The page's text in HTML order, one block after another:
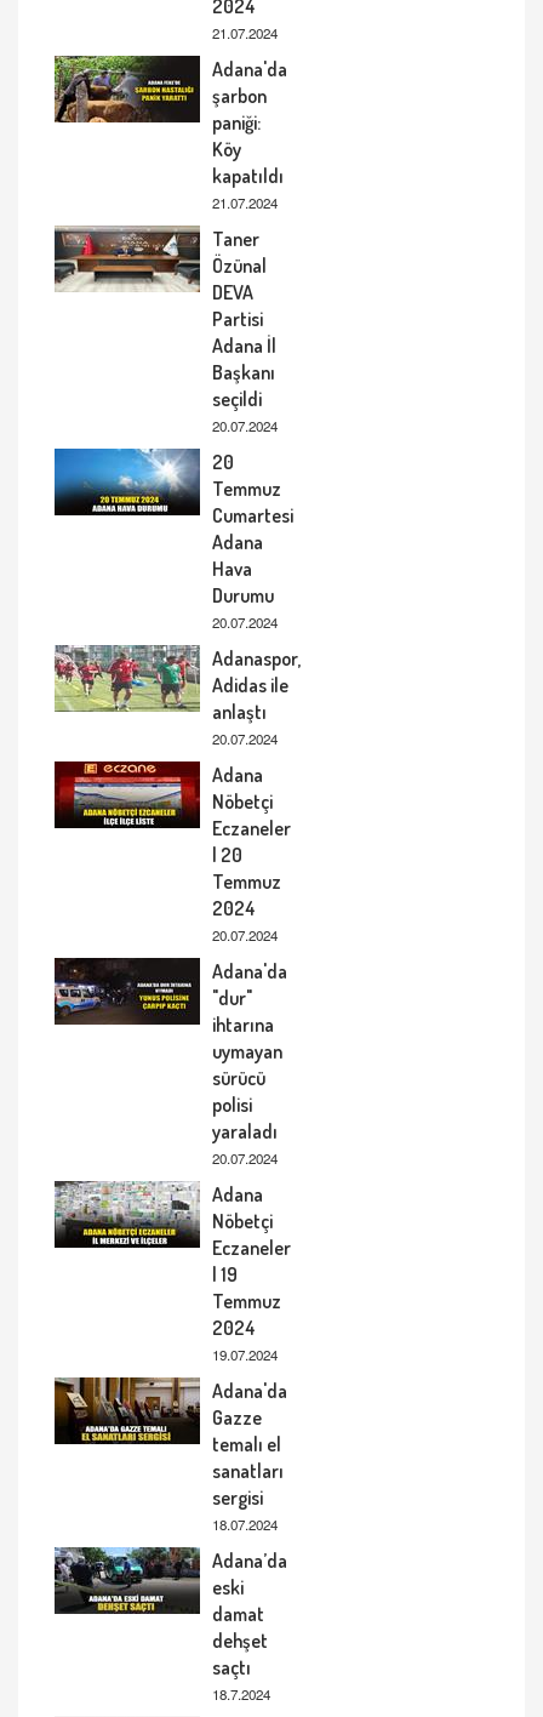
2024
21.07.2024
Adana'da
şarbon
paniği:
Köy
kapatıldı
21.07.2024
Taner
Özünal
DEVA
Partisi
Adana İl
Başkanı
seçildi
20.07.2024
20
Temmuz
Cumartesi
Adana
Hava
Durumu
20.07.2024
Adanaspor,
Adidas ile
anlaştı
20.07.2024
Adana
Nöbetçi
Eczaneler
| 20
Temmuz
2024
20.07.2024
Adana'da
"dur"
ihtarına
uymayan
sürücü
polisi
yaraladı
20.07.2024
Adana
Nöbetçi
Eczaneler
| 19
Temmuz
2024
19.07.2024
Adana'da
Gazze
temalı el
sanatları
sergisi
18.07.2024
Adana’da
eski
damat
dehşet
saçtı
18.7.2024